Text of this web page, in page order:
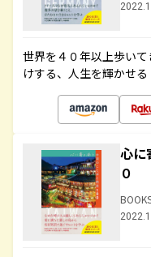
世界を４０年以上歩い
けする、人生を輝かせ
心に
０